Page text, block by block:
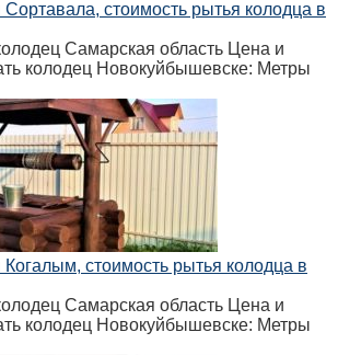
стоимость рытья колодца в
Самарская область Цена и
колодец Новокуйбышевске: Метры
стоимость рытья колодца в
Самарская область Цена и
колодец Новокуйбышевске: Метры